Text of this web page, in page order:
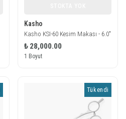
Kasho
Kasho KSI-60 Kesim Makası - 6.0"
₺ 28,000.00
1 Boyut
Tükendi